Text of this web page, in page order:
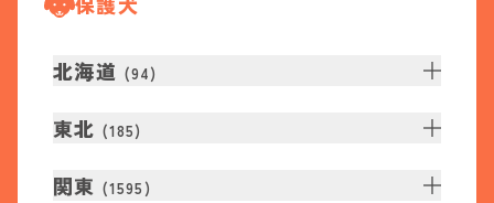
北海道 (94)
東北 (185)
関東 (1595 )